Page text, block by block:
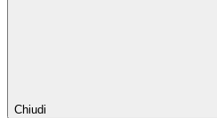
Chiudi